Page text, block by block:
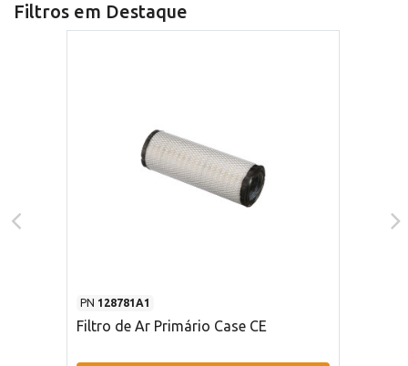
Filtros em Destaque
PN 128781A1
Filtro de Ar Primário Case CE